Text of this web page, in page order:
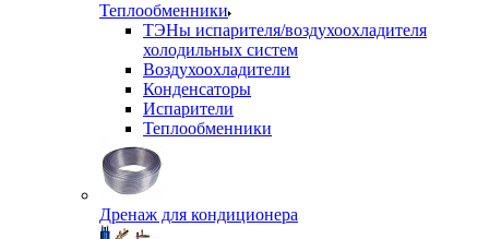
Теплообменники
ТЭНы испарителя/воздухоохладителя
холодильных систем
Воздухоохладители
Конденсаторы
Испарители
Теплообменники
Дренаж для кондиционера